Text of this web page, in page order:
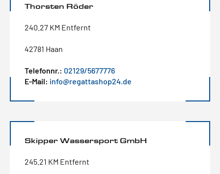
Thorsten Röder
240.27 KM Entfernt
42781 Haan
Telefonnr.: 02129/5677776
E-Mail: info@regattashop24.de
Skipper Wassersport GmbH
245.21 KM Entfernt